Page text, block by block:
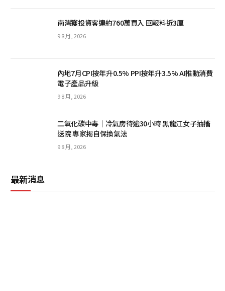
南灣獲投資客連約760萬買入 回報料近3厘
9 8 月, 2026
內地7月CPI按年升0.5% PPI按年升3.5% AI推動消費
電子產品升級
9 8 月, 2026
二氧化碳中毒｜冷氣房待逾30小時 黑龍江女子抽搐
送院 專家揭自保換氣法
9 8 月, 2026
最新消息